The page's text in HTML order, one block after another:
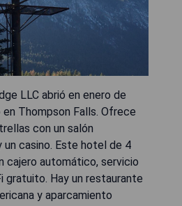
LLC abrió en enero de
Thompson Falls. Ofrece
con un salón
un casino. Este hotel de 4
cajero automático, servicio
gratuito. Hay un restaurante
y aparcamiento